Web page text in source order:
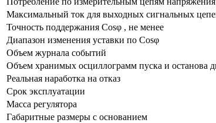
Максимальный ток для выходных сигнальных
Точность поддержания Cosφ , не менее
Диапазон изменения уставки по Cosφ
Объем журнала событий
Объем хранимых осциллограмм пуска и останова
Реальная наработка на отказ
Срок эксплуатации
Масса регулятора
Габаритные размеры с основанием